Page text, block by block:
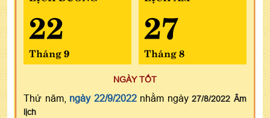
22
Tháng 9
27
Tháng 8
NGÀY TỐT
Thứ năm, ngày 22/9/2022nhằm ngày27/8/2022 Âm
lịch